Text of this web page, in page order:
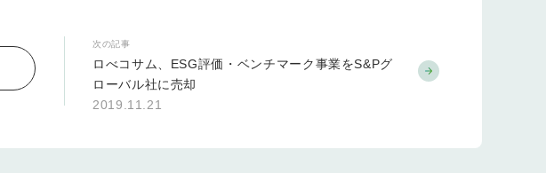
次の記事
ロべコサム、ESG評価・ベンチマーク事業をS&Pグ
ローバル社に売却
2019.11.21